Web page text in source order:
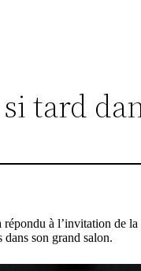
tard
répondu à l’invitation de
son grand salon.